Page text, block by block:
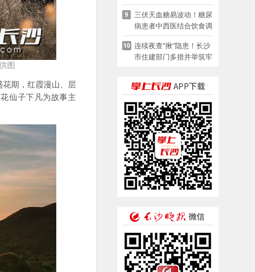
图
期，红霞漫山、层
仙子下凡为故事主
赋能少儿暑期成长
9
三伏天血糖易波动！糖尿
病患者中西医结合饮食调
养指南
10 连续夜查“揪”隐患！长沙
市住建部门多措并举筑牢